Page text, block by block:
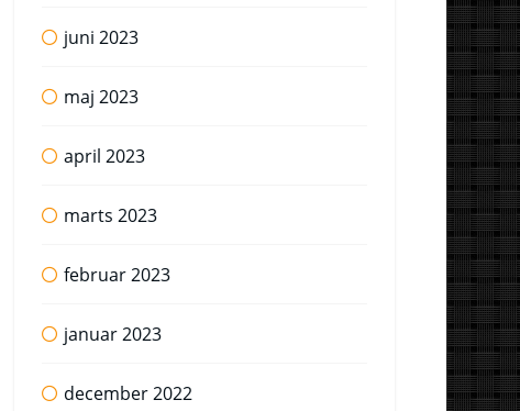
juni 2023
maj 2023
april 2023
marts 2023
februar 2023
januar 2023
december 2022